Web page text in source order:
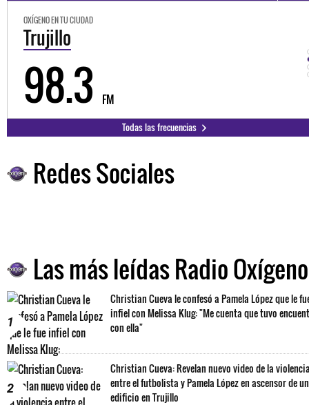
OXÍGENO EN TU CIUDAD
Trujillo
98.3 FM
Todas las frecuencias
Redes Sociales
Las más leídas Radio Oxígeno
1
Christian Cueva le confesó a Pamela López que le
infiel con Melissa Klug: "Me cuenta que tuvo
con ella"
2
Christian Cueva: Revelan nuevo video de la
entre el futbolista y Pamela López en ascensor de un
edificio en Trujillo